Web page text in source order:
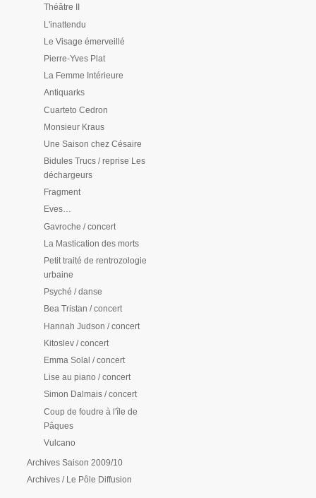
Théâtre II
L'inattendu
Le Visage émerveillé
Pierre-Yves Plat
La Femme Intérieure
Antiquarks
Cuarteto Cedron
Monsieur Kraus
Une Saison chez Césaire
Bidules Trucs / reprise Les
déchargeurs
Fragment
Eves…
Gavroche / concert
La Mastication des morts
Petit traité de rentrozologie
urbaine
Psyché / danse
Bea Tristan / concert
Hannah Judson / concert
Kitoslev / concert
Emma Solal / concert
Lise au piano / concert
Simon Dalmais / concert
Coup de foudre à l'île de
Pâques
Vulcano
Archives Saison 2009/10
Archives / Le Pôle Diffusion